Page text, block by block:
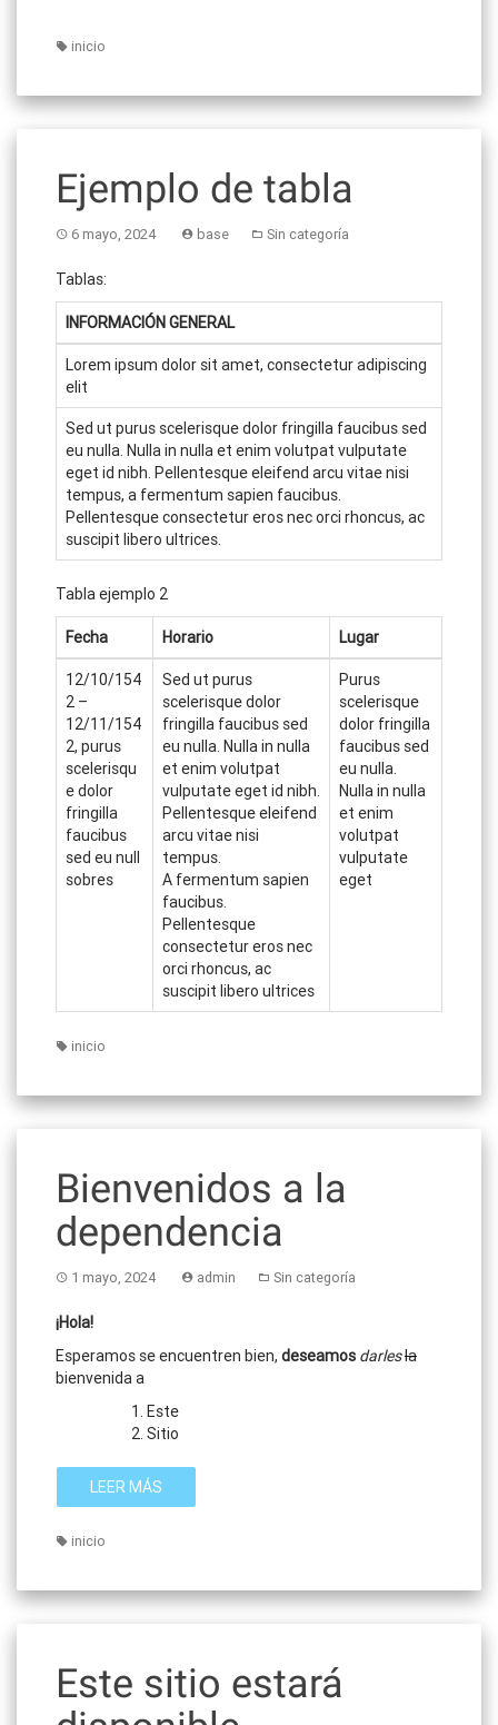
inicio
Ejemplo de tabla
6 mayo, 2024 base Sin categoría
Tablas:
INFORMACIÓN GENERAL
Lorem ipsum dolor sit amet, consectetur adipiscing
elit
Sed ut purus scelerisque dolor fringilla faucibus sed
eu nulla. Nulla in nulla et enim volutpat vulputate
eget id nibh. Pellentesque eleifend arcu vitae nisi
tempus, a fermentum sapien faucibus.
Pellentesque consectetur eros nec orci rhoncus, ac
suscipit libero ultrices.
Tabla ejemplo 2
Fecha Horario Lugar
12/10/154
2 –
12/11/154
2, purus
scelerisqu
e dolor
fringilla
faucibus
sed eu null
sobres
Sed ut purus
scelerisque dolor
fringilla faucibus sed
eu nulla. Nulla in nulla
et enim volutpat
vulputate eget id nibh.
Pellentesque eleifend
arcu vitae nisi
tempus.
A fermentum sapien
faucibus.
Pellentesque
consectetur eros nec
orci rhoncus, ac
suscipit libero ultrices
Purus
scelerisque
dolor fringilla
faucibus sed
eu nulla.
Nulla in nulla
et enim
volutpat
vulputate
eget
inicio
Bienvenidos a la
dependencia
1 mayo, 2024 admin Sin categoría
¡Hola!
Esperamos se encuentren bien, deseamos darlesla
bienvenida a
Este
Sitio
LEER MÁS
inicio
Este sitio estará